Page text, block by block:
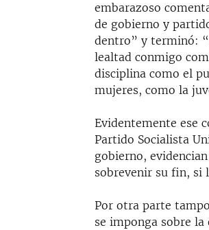
embarazoso
de gobierno y
dentro” y terminó:
lealtad conmigo
disciplina como el
mujeres, como la
Evidentemente ese
Partido Socialista
gobierno,
sobrevenir su fin, si
Por otra parte
se imponga sobre